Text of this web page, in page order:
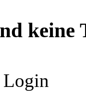
keine
Login